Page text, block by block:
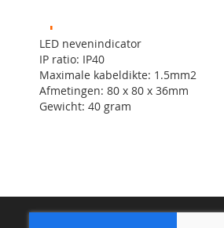
LED nevenindicator
IP ratio: IP40
Maximale kabeldikte: 1.5mm2
Afmetingen: 80 x 80 x 36mm
Gewicht: 40 gram